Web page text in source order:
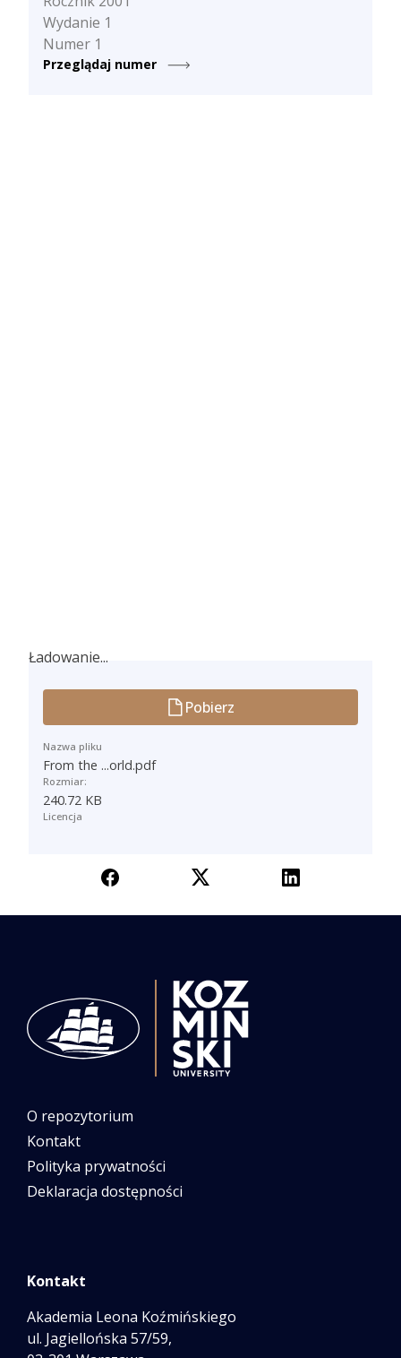
Wydanie 1
Numer 1
Przeglądaj numer
Ładowanie...
Ładowanie...
Pobierz
Nazwa pliku
From the ...orld.pdf
Rozmiar:
240.72 KB
Licencja
O repozytorium
Kontakt
Polityka prywatności
Deklaracja dostępności
Kontakt
Akademia Leona Koźmińskiego
ul. Jagiellońska 57/59,